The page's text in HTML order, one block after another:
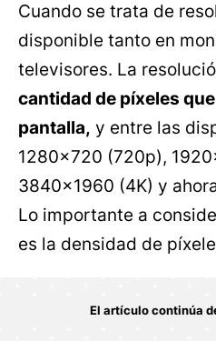
Cuando se trata de
disponible tanto en
televisores. La
cantidad de píxeles
pantalla, y entre las
1280x720 (720p),
3840x1960 (4K) y
Lo importante a
es la densidad de